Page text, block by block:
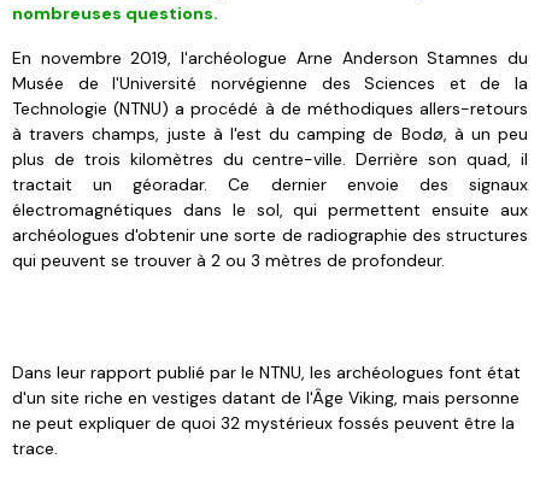
nombreuses questions.
En novembre 2019, l'archéologue Arne Anderson Stamnes du
Musée de l'Université norvégienne des Sciences et de la
Technologie (NTNU) a procédé à de méthodiques allers-retours
à travers champs, juste à l'est du camping de Bodø, à un peu
plus de trois kilomètres du centre-ville. Derrière son quad, il
tractait un géoradar. Ce dernier envoie des signaux
électromagnétiques dans le sol, qui permettent ensuite aux
archéologues d'obtenir une sorte de radiographie des structures
qui peuvent se trouver à 2 ou 3 mètres de profondeur.
Dans leur rapport publié par le NTNU, les archéologues font état
d'un site riche en vestiges datant de l'Âge Viking, mais personne
ne peut expliquer de quoi 32 mystérieux fossés peuvent être la
trace.